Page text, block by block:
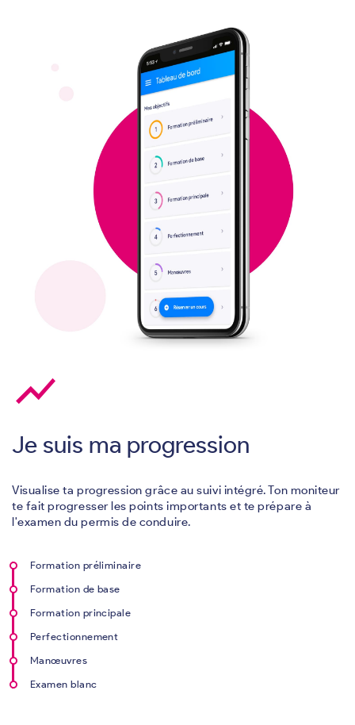
show_chart
Je suis ma progression
Visualise ta progression grâce au suivi intégré. Ton moniteur
te fait progresser les points importants et te prépare à
l'examen du permis de conduire.
Formation préliminaire
Formation de base
Formation principale
Perfectionnement
Manœuvres
Examen blanc